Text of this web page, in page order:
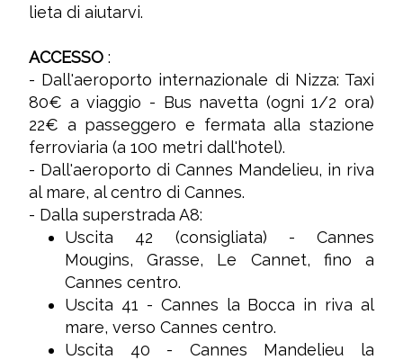
lieta di aiutarvi.
ACCESSO :
- Dall'aeroporto internazionale di Nizza: Taxi
80€ a viaggio - Bus navetta (ogni 1/2 ora)
22€ a passeggero e fermata alla stazione
ferroviaria (a 100 metri dall'hotel).
- Dall'aeroporto di Cannes Mandelieu, in riva
al mare, al centro di Cannes.
- Dalla superstrada A8:
Uscita 42 (consigliata) - Cannes
Mougins, Grasse, Le Cannet, fino a
Cannes centro.
Uscita 41 - Cannes la Bocca in riva al
mare, verso Cannes centro.
Uscita 40 - Cannes Mandelieu la